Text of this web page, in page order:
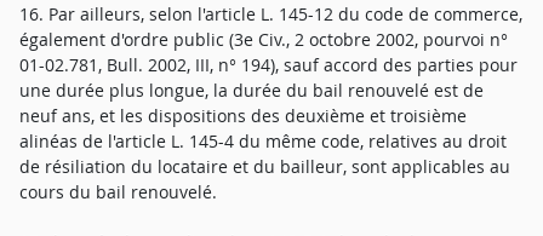
16. Par ailleurs, selon l'article L. 145-12 du code de commerce,
également d'ordre public (3e Civ., 2 octobre 2002, pourvoi n°
01-02.781, Bull. 2002, III, n° 194), sauf accord des parties pour
une durée plus longue, la durée du bail renouvelé est de
neuf ans, et les dispositions des deuxième et troisième
alinéas de l'article L. 145-4 du même code, relatives au droit
de résiliation du locataire et du bailleur, sont applicables au
cours du bail renouvelé.